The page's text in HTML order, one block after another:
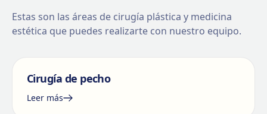
Estas son las áreas de cirugía plástica y medicina
estética que puedes realizarte con nuestro equipo.
Cirugía de pecho
Leer más